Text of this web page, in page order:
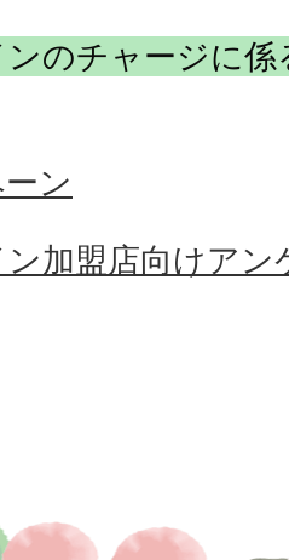
のチャージに
ン
加盟店向けア